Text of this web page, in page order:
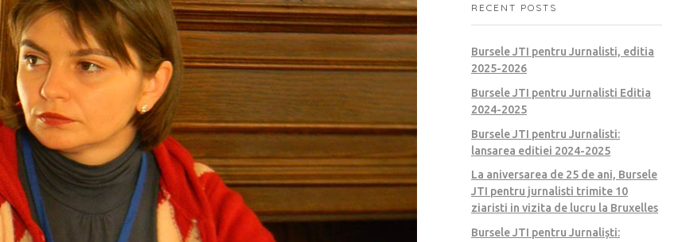
RECENT POSTS
Bursele JTI pentru Jurnalisti, editia
2025-2026
Bursele JTI pentru Jurnalisti Editia
2024-2025
Bursele JTI pentru Jurnalisti:
lansarea editiei 2024-2025
La aniversarea de 25 de ani, Bursele
JTI pentru jurnalisti trimite 10
ziaristi in vizita de lucru la Bruxelles
Bursele JTI pentru Jurnaliști: